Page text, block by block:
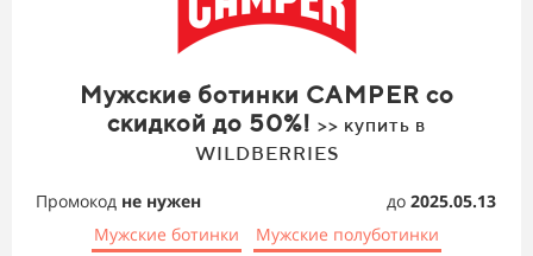
Мужские ботинки CAMPER со
скидкой до 50%! >> купить в
WILDBERRIES
Промокод не нужен до 2025.05.13
Мужские ботинки
Мужские полуботинки